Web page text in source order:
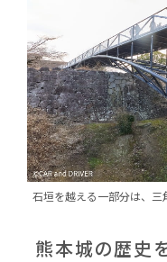
石垣を越える一部分は、 三
熊本城の歴史